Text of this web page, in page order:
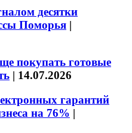
десятки
Поморья |
покупать готовые
| 14.07.2026
гарантий
на 76% |